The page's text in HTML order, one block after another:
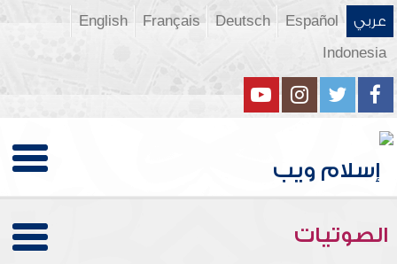
عربي Español
Deutsch
Français
English
Indonesia
الصوتيات